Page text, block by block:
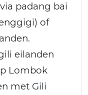
padang bai
of
eilanden
Lombok
met Gili